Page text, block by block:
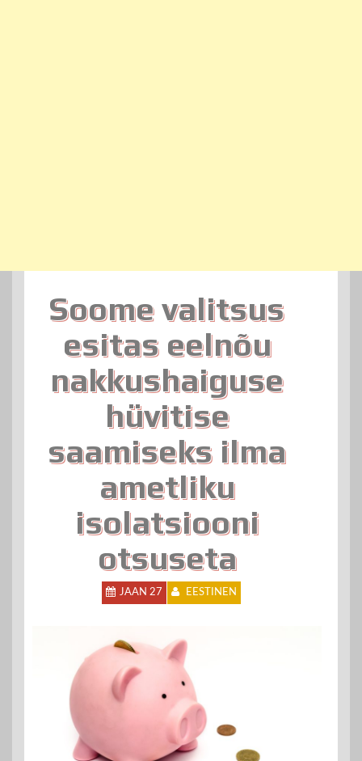
Soome valitsus
esitas eelnõu
nakkushaiguse
hüvitise
saamiseks ilma
ametliku
isolatsiooni
otsuseta
JAAN 27 EESTINEN